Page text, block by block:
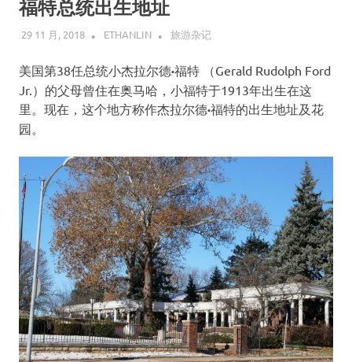
福特总统出生地址
29 11 月, 2018 ETHANLIN 旅游杂记
美国第38任总统小杰拉尔德·福特 （Gerald Rudolph Ford
Jr.）的父母曾住在奥马哈，小福特于1913年出生在这
里。现在，这个地方称作杰拉尔德·福特的出生地址及花
园。